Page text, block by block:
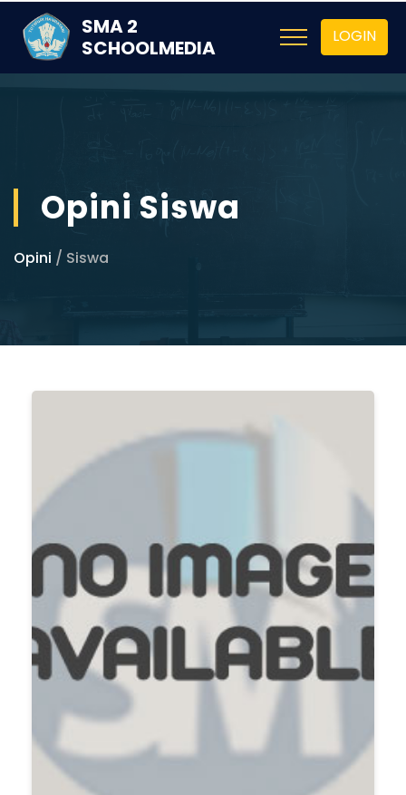
SMA 2
SCHOOLMEDIA
LOGIN
Opini Siswa
Opini / Siswa